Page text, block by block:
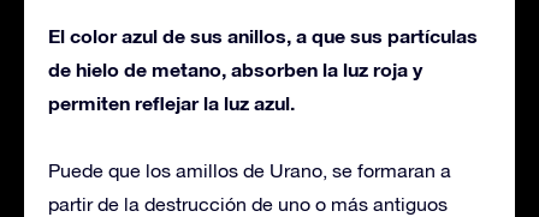
El color azul de sus anillos, a que sus partículas
de hielo de metano, absorben la luz roja y
permiten reflejar la luz azul.
Puede que los amillos de Urano, se formaran a
partir de la destrucción de uno o más antiguos